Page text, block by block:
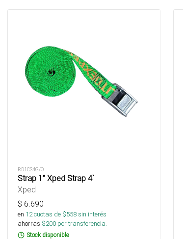
RD1CS4G/O
Strap 1” Xped Strap 4`
Xped
$ 6.690
en 12cuotas de $558sin interés
ahorras $200 por transferencia.
Stock disponible